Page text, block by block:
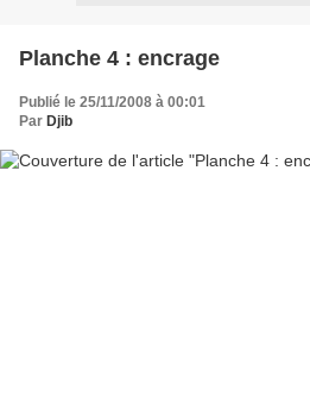
Planche 4 : encrage
Publié le 25/11/2008 à 00:01
Par Djib